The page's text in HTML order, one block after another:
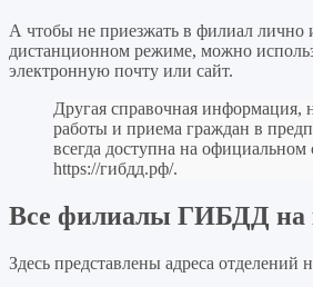
А чтобы не приезжать в филиал лично
дистанционном режиме, можно
электронную почту или сайт.
Другая справочная информация,
работы и приема граждан в
всегда доступна на
https://гибдд.рф/.
Все филиалы ГИБДД на
Здесь представлены адреса отделений